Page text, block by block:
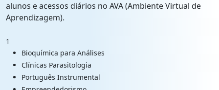
alunos e acessos diários no AVA (Ambiente Virtual de
Aprendizagem).
1
Bioquímica para Análises
Clínicas Parasitologia
Português Instrumental